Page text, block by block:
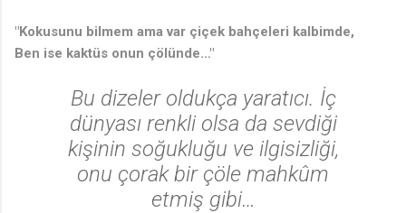
"Kokusunu bilmem ama var çiçek bahçeleri kalbimde,
Ben ise kaktüs onun çölünde…"
Bu dizeler oldukça yaratıcı. İç
dünyası renkli olsa da sevdiği
kişinin soğukluğu ve ilgisizliği,
onu çorak bir çöle mahkûm
etmiş gibi…